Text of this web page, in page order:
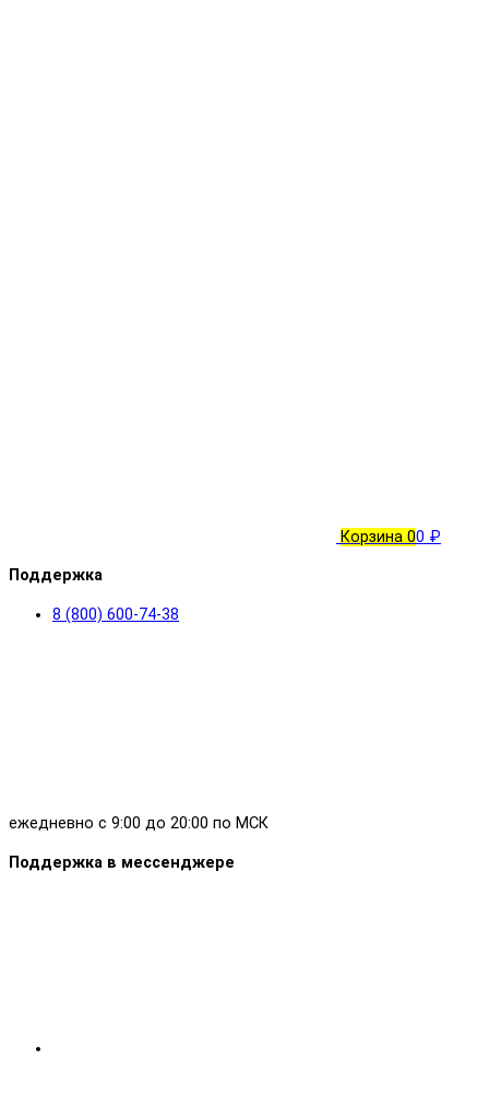
Корзина 00 ₽
Поддержка
8 (800) 600-74-38
ежедневно с 9:00 до 20:00 по МСК
Поддержка в мессенджере